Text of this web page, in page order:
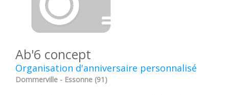
Ab'6 concept
Organisation d'anniversaire personnalisé
Dommerville - Essonne (91)